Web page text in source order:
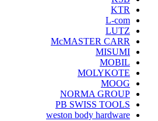
KTR
L-com
LUTZ
McMASTER CARR
MISUMI
MOBIL
MOLYKOTE
MOOG
NORMA GROUP
PB SWISS TOOLS
weston body hardware